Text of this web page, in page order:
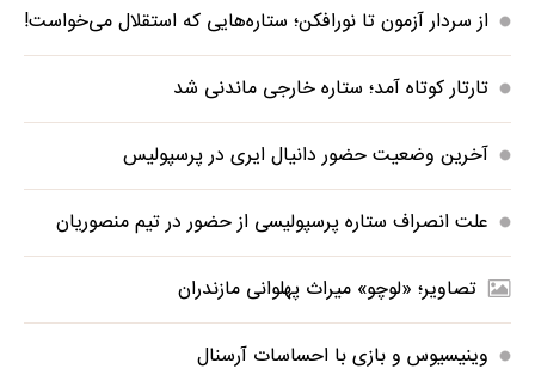
از سردار آزمون تا نورافکن؛ ستاره‌هایی که استقلال می‌خواست!
تارتار کوتاه آمد؛ ستاره خارجی ماندنی شد
آخرین وضعیت حضور دانیال ایری در پرسپولیس
علت انصراف ستاره پرسپولیسی از حضور در تیم منصوریان
تصاویر؛ «لوچو» میراث پهلوانی مازندران
وینیسیوس و بازی با احساسات آرسنال